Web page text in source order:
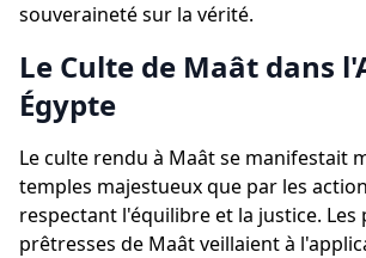
souveraineté sur la vérité.
Le Culte de Maât dans
Égypte
Le culte rendu à Maât se manifestait
temples majestueux que par les
respectant l'équilibre et la justice. Les
prêtresses de Maât veillaient à